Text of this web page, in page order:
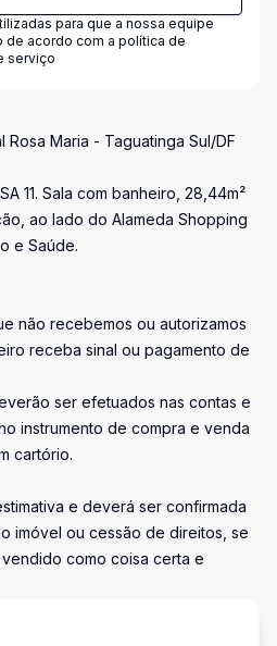
para que a nossa equipe
de acordo com a política de
serviço
Rosa Maria - Taguatinga Sul/DF
11. Sala com banheiro, 28,44m²
ao lado do Alameda Shopping
e Saúde.
não recebemos ou autorizamos
receba sinal ou pagamento de
ser efetuados nas contas e
instrumento de compra e venda
cartório.
e deverá ser confirmada
imóvel ou cessão de direitos, se
como coisa certa e